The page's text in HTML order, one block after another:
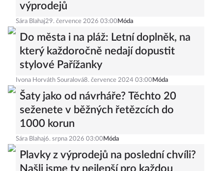
výprodejů
Sára Blahaj29. července 2026 03:00 Móda
Do města i na pláž: Letní doplněk, na
který každoročně nedají dopustit
stylové Pařížanky
Ivona Horváth Souralová8. července 2024 03:00 Móda
Šaty jako od návrháře? Těchto 20
seženete v běžných řetězcích do
1000 korun
Sára Blahaj6. srpna 2026 03:00 Móda
Plavky z výprodejů na poslední chvíli?
Našli jsme ty nejlepší pro každou